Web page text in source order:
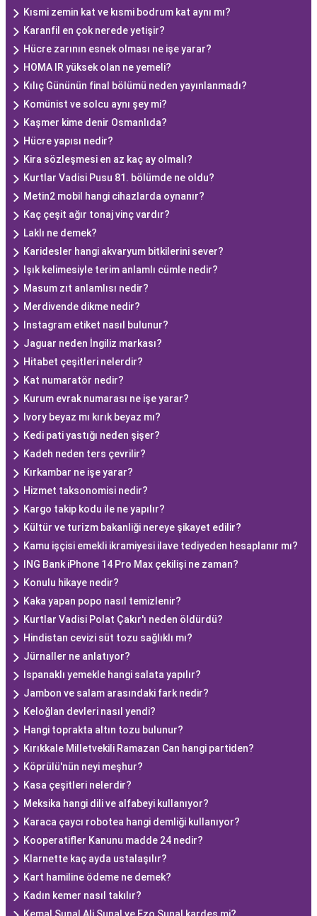
Kısmi zemin kat ve kısmi bodrum kat aynı mı?
Karanfil en çok nerede yetişir?
Hücre zarının esnek olması ne işe yarar?
HOMA IR yüksek olan ne yemeli?
Kılıç Gününün final bölümü neden yayınlanmadı?
Komünist ve solcu aynı şey mi?
Kaşmer kime denir Osmanlıda?
Hücre yapısı nedir?
Kira sözleşmesi en az kaç ay olmalı?
Kurtlar Vadisi Pusu 81. bölümde ne oldu?
Metin2 mobil hangi cihazlarda oynanır?
Kaç çeşit ağır tonaj vinç vardır?
Laklı ne demek?
Karidesler hangi akvaryum bitkilerini sever?
Işık kelimesiyle terim anlamlı cümle nedir?
Masum zıt anlamlısı nedir?
Merdivende dikme nedir?
Instagram etiket nasıl bulunur?
Jaguar neden İngiliz markası?
Hitabet çeşitleri nelerdir?
Kat numaratör nedir?
Kurum evrak numarası ne işe yarar?
Ivory beyaz mı kırık beyaz mı?
Kedi pati yastığı neden şişer?
Kadeh neden ters çevrilir?
Kırkambar ne işe yarar?
Hizmet taksonomisi nedir?
Kargo takip kodu ile ne yapılır?
Kültür ve turi̇zm bakanliği nereye şikayet edilir?
Kamu işçisi emekli ikramiyesi ilave tediyeden hesaplanır mı?
ING Bank iPhone 14 Pro Max çekilişi ne zaman?
Konulu hikaye nedir?
Kaka yapan popo nasıl temizlenir?
Kurtlar Vadisi Polat Çakır'ı neden öldürdü?
Hindistan cevizi süt tozu sağlıklı mı?
Jürnaller ne anlatıyor?
Ispanaklı yemekle hangi salata yapılır?
Jambon ve salam arasındaki fark nedir?
Keloğlan devleri nasıl yendi?
Hangi toprakta altın tozu bulunur?
Kırıkkale Milletvekili Ramazan Can hangi partiden?
Köprülü'nün neyi meşhur?
Kasa çeşitleri nelerdir?
Meksika hangi dili ve alfabeyi kullanıyor?
Karaca çaycı robotea hangi demliği kullanıyor?
Kooperatifler Kanunu madde 24 nedir?
Klarnette kaç ayda ustalaşılır?
Kart hamiline ödeme ne demek?
Kadın kemer nasıl takılır?